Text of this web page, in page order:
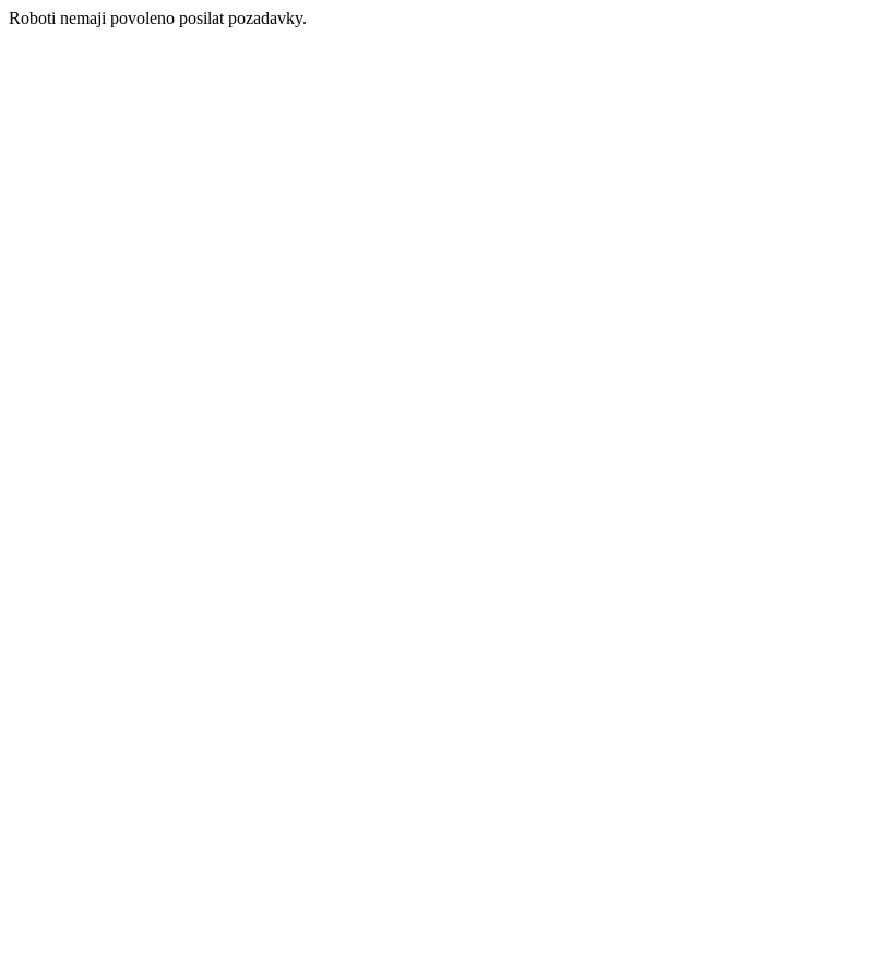
Roboti nemaji povoleno posilat pozadavky.